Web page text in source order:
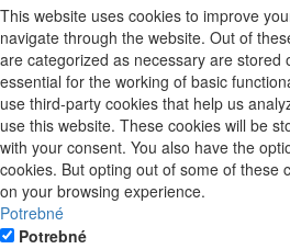
This website uses cookies to improve
navigate through the website. Out of
are categorized as necessary are stored
essential for the working of basic
use third-party cookies that help us
use this website. These cookies will be
with your consent. You also have the
cookies. But opting out of some of these
on your browsing experience.
Potrebné
Potrebné